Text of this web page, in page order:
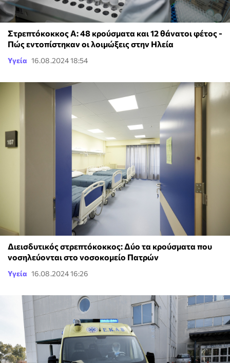
Στρεπτόκοκκος Α: 48 κρούσματα και 12 θάνατοι φέτος -
Πώς εντοπίστηκαν οι λοιμώξεις στην Ηλεία
Υγεία 16.08.2024 18:54
Διεισδυτικός στρεπτόκοκκος: Δύο τα κρούσματα που
νοσηλεύονται στο νοσοκομείο Πατρών
Υγεία 16.08.2024 16:26